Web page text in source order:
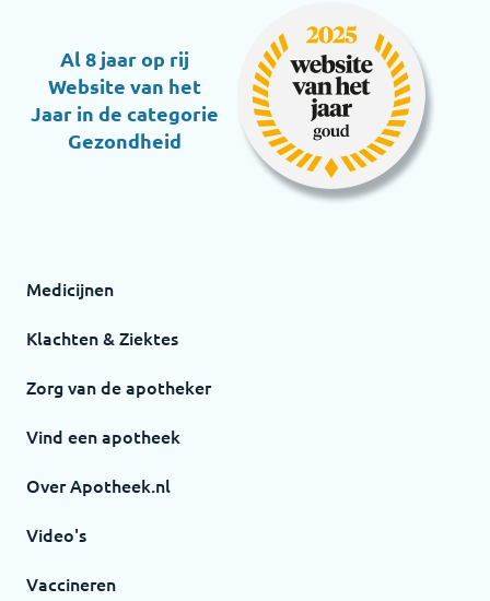
Al 8 jaar op rij
Website van het
Jaar in de categorie
Gezondheid
Medicijnen
Klachten & Ziektes
Zorg van de apotheker
Vind een apotheek
Over Apotheek.nl
Video's
Vaccineren